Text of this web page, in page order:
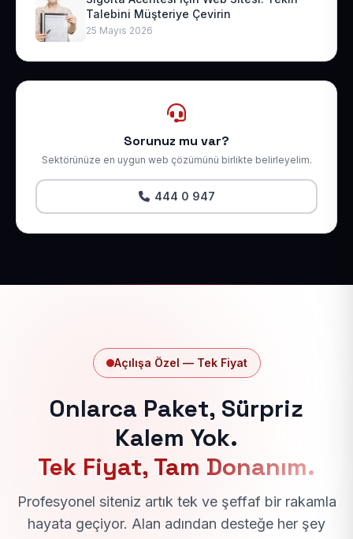
Talebini Müşteriye Çevirin
25 Mayıs 2026
Sorunuz mu var?
Sektörünüze en uygun web çözümünü birlikte belirleyelim.
444 0 947
Açılışa Özel — Tek Fiyat
Onlarca Paket, Sürpriz
Kalem Yok.
Tek Fiyat, Tam Donanım.
Profesyonel siteniz artık tek ve şeffaf bir rakamla
hayata geçiyor. Alan adından desteğe her şey